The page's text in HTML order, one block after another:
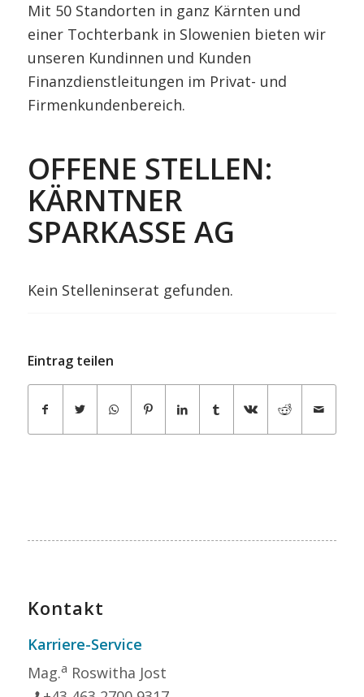
Mit 50 Standorten in ganz Kärnten und
einer Tochterbank in Slowenien bieten wir
unseren Kundinnen und Kunden
Finanzdienstleitungen im Privat- und
Firmenkundenbereich.
OFFENE STELLEN:
KÄRNTNER
SPARKASSE AG
Kein Stelleninserat gefunden.
Eintrag teilen
Kontakt
Karriere-Service
Mag.a Roswitha Jost